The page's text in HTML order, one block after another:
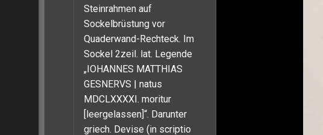
Steinrahmen auf
Sockelbrüstung vor
Quaderwand-Rechteck. Im
Sockel 2zeil. lat. Legende
„IOHANNES MATTHIAS
GESNERVS | natus
MDCLXXXXI. moritur
[leergelassen]“. Darunter
griech. Devise (in scriptio